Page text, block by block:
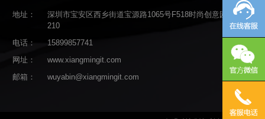
地址：
深圳市宝安区西乡街道宝源路1065号F518时尚创意园F5栋
210
电话：
15899857741
网址：
www.xiangmingit.com
邮箱：
wuyabin@xiangmingit.com